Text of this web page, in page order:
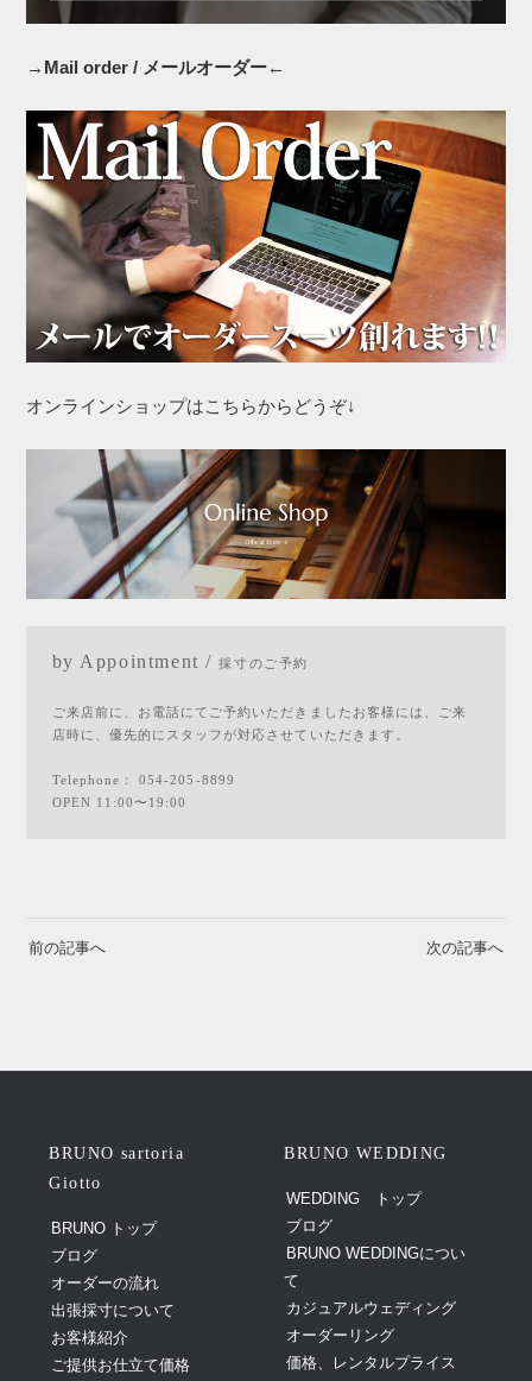
→Mail order / メールオーダー←
オンラインショップはこちらからどうぞ↓
by Appointment /採寸のご予約
ご来店前に、お電話にてご予約いただきましたお客様には、ご来
店時に、優先的にスタッフが対応させていただきます。
Telephone：054-205-8899
OPEN 11:00〜19:00
前の記事へ 次の記事へ
BRUNO sartoria
Giotto
BRUNO トップ
ブログ
オーダーの流れ
出張採寸について
お客様紹介
ご提供お仕立て価格
BRUNO WEDDING
WEDDING トップ
ブログ
BRUNO WEDDINGについ
て
カジュアルウェディング
オーダーリング
価格、レンタルプライス